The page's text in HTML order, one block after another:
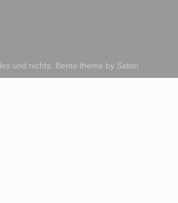
und nichts. Bento theme by Satori